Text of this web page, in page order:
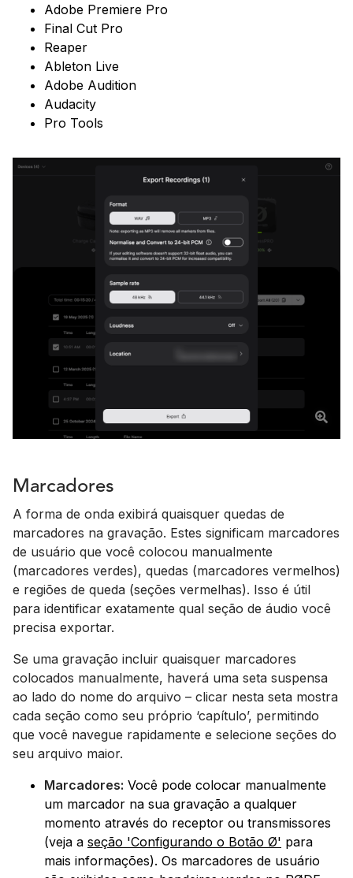
Adobe Premiere Pro
Final Cut Pro
Reaper
Ableton Live
Adobe Audition
Audacity
Pro Tools
Marcadores
A forma de onda exibirá quaisquer quedas de
marcadores na gravação. Estes significam marcadores
de usuário que você colocou manualmente
(marcadores verdes), quedas (marcadores vermelhos)
e regiões de queda (seções vermelhas). Isso é útil
para identificar exatamente qual seção de áudio você
precisa exportar.
Se uma gravação incluir quaisquer marcadores
colocados manualmente, haverá uma seta suspensa
ao lado do nome do arquivo – clicar nesta seta mostra
cada seção como seu próprio ‘capítulo’, permitindo
que você navegue rapidamente e selecione seções do
seu arquivo maior.
Marcadores: Você pode colocar manualmente
um marcador na sua gravação a qualquer
momento através do receptor ou transmissores
(veja a seção 'Configurando o Botão Ø' para
mais informações). Os marcadores de usuário